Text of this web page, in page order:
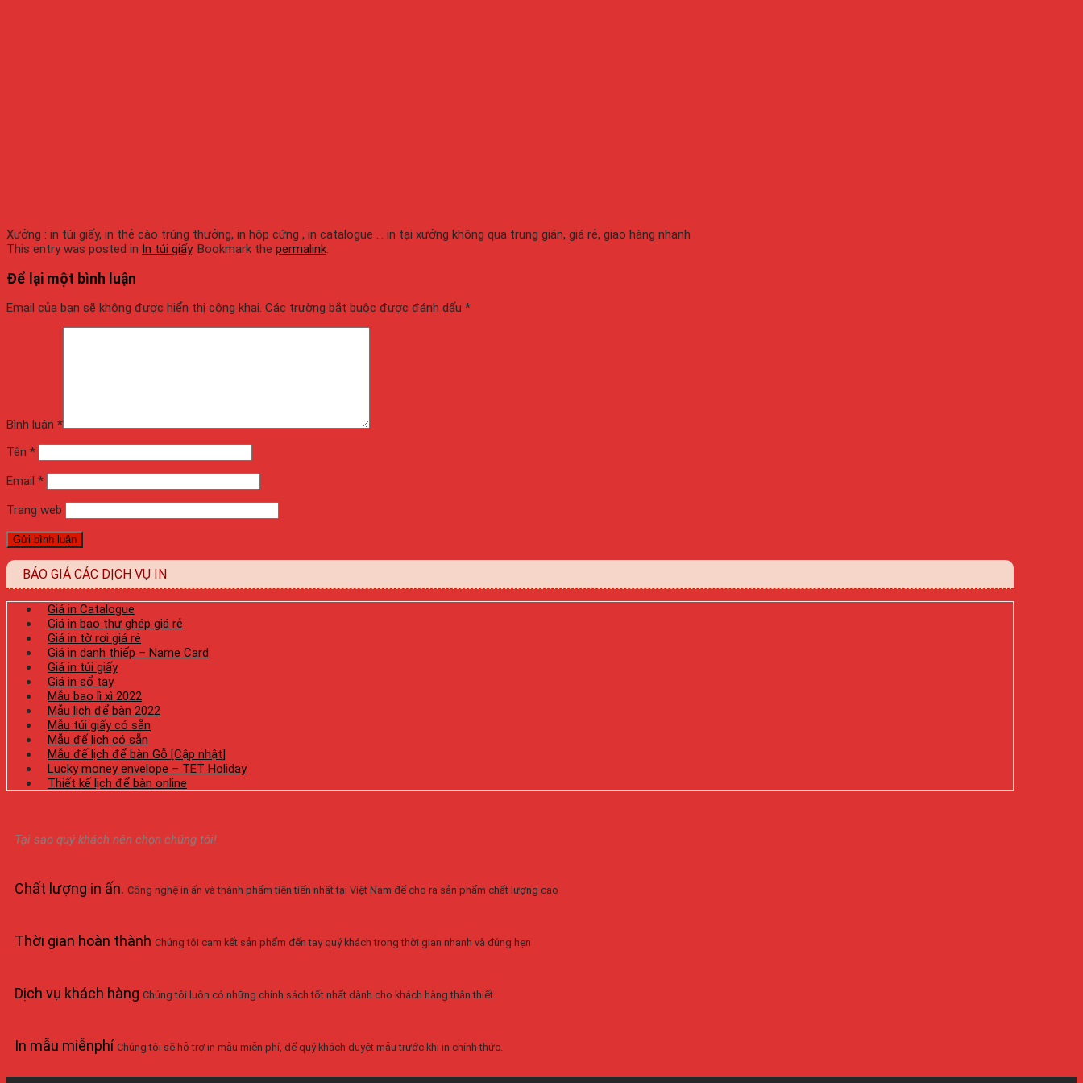
Xưởng : in túi giấy, in thẻ cào trúng thưởng, in hộp cứng , in catalogue ... in tại xưởng không qua trung gián, giá rẻ, giao hàng nhanh
This entry was posted in In túi giấy. Bookmark the permalink.
Để lại một bình luận
Email của bạn sẽ không được hiển thị công khai. Các trường bắt buộc được đánh dấu *
Bình luận *
Tên *
Email *
Trang web
BÁO GIÁ CÁC DỊCH VỤ IN
Giá in Catalogue
Giá in bao thư ghép giá rẻ
Giá in tờ rơi giá rẻ
Giá in danh thiếp – Name Card
Giá in túi giấy
Giá in sổ tay
Mẫu bao lì xì 2022
Mẫu lịch để bàn 2022
Mẫu túi giấy có sẵn
Mẫu đế lịch có sẵn
Mẫu đế lịch để bàn Gỗ [Cập nhật]
Lucky money envelope – TET Holiday
Thiết kế lịch để bàn online
Tại sao quý khách nên chọn chúng tôi!
Chất lượng in ấn. Công nghệ in ấn và thành phẩm tiên tiến nhất tại Việt Nam để cho ra sản phẩm chất lượng cao
Thời gian hoàn thành Chúng tôi cam kết sản phẩm đến tay quý khách trong thời gian nhanh và đúng hẹn
Dịch vụ khách hàng Chúng tôi luôn có những chính sách tốt nhất dành cho khách hàng thân thiết.
In mẫu miễnphí Chúng tôi sẽ hỗ trợ in mẫu miễn phí, để quý khách duyệt mẫu trước khi in chính thức.